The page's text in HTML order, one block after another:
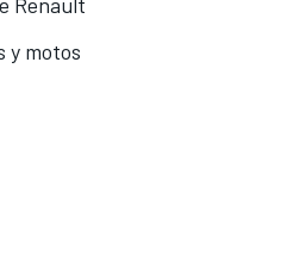
Renault
y motos